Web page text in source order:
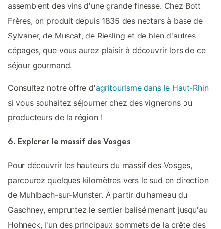
assemblent des vins d'une grande finesse. Chez Bott
Frères, on produit depuis 1835 des nectars à base de
Sylvaner, de Muscat, de Riesling et de bien d'autres
cépages, que vous aurez plaisir à découvrir lors de ce
séjour gourmand.
Consultez notre offre d'agritourisme dans le Haut-Rhin
si vous souhaitez séjourner chez des vignerons ou
producteurs de la région !
6. Explorer le massif des Vosges
Pour découvrir les hauteurs du massif des Vosges,
parcourez quelques kilomètres vers le sud en direction
de Muhlbach-sur-Munster. À partir du hameau du
Gaschney, empruntez le sentier balisé menant jusqu'au
Hohneck, l'un des principaux sommets de la crête des